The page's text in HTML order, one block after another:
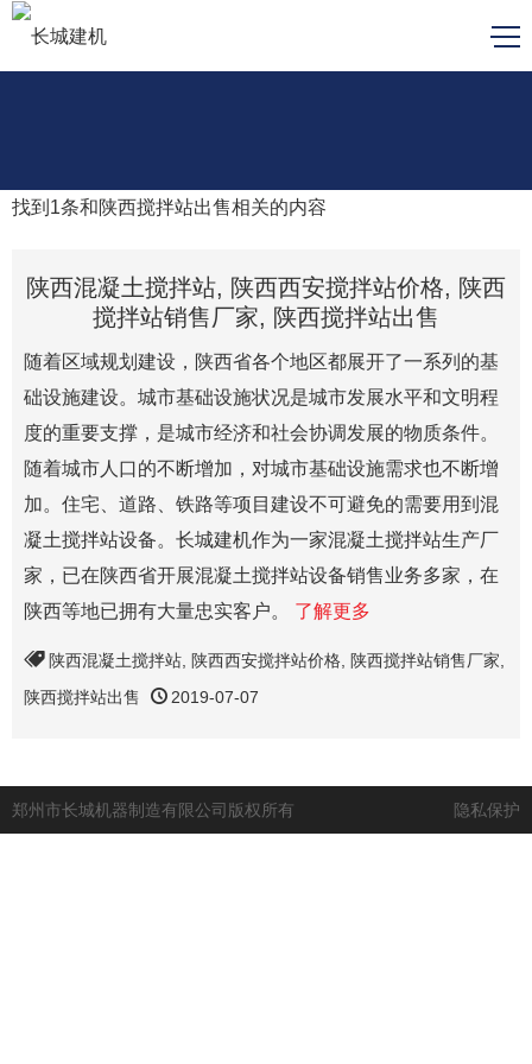
找到 1条和陕西搅拌站出售相关的内容
陕西混凝土搅拌站, 陕西西安搅拌站价格, 陕西
搅拌站销售厂家, 陕西搅拌站出售
随着区域规划建设，陕西省各个地区都展开了一系列的基
础设施建设。城市基础设施状况是城市发展水平和文明程
度的重要支撑，是城市经济和社会协调发展的物质条件。
随着城市人口的不断增加，对城市基础设施需求也不断增
加。住宅、道路、铁路等项目建设不可避免的需要用到混
凝土搅拌站设备。长城建机作为一家混凝土搅拌站生产厂
家，已在陕西省开展混凝土搅拌站设备销售业务多家，在
陕西等地已拥有大量忠实客户。 了解更多
陕西混凝土搅拌站 陕西西安搅拌站价格 陕西搅拌站销售厂家
陕西搅拌站出售
2019-07-07
郑州市长城机器制造有限公司版权所有 隐私保护